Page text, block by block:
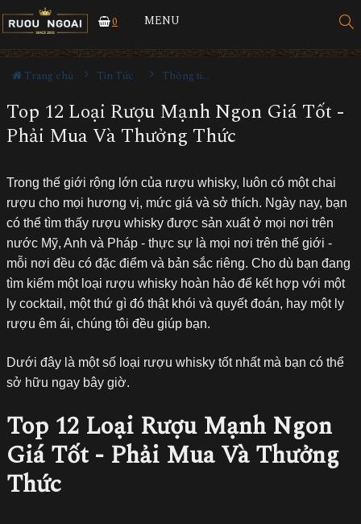
0 MENU
Trang chủ Tin Tức Thông tin Rượu ngoại
Top 12 Loại Rượu Mạnh Ngon Giá Tốt -
Phải Mua Và Thưởng Thức
Trong thế giới rộng lớn của rượu whisky, luôn có một chai
rượu cho mọi hương vị, mức giá và sở thích. Ngày nay, bạn
có thể tìm thấy rượu whisky được sản xuất ở mọi nơi trên
nước Mỹ, Anh và Pháp - thực sự là mọi nơi trên thế giới -
mỗi nơi đều có đặc điểm và bản sắc riêng. Cho dù bạn đang
tìm kiếm một loại rượu whisky hoàn hảo để kết hợp với một
ly cocktail, một thứ gì đó thật khói và quyết đoán, hay một ly
rượu êm ái, chúng tôi đều giúp bạn.
Dưới đây là một số loại rượu whisky tốt nhất mà bạn có thể
sở hữu ngay bây giờ.
Top 12 Loại Rượu Mạnh Ngon
Giá Tốt - Phải Mua Và Thưởng
Thức